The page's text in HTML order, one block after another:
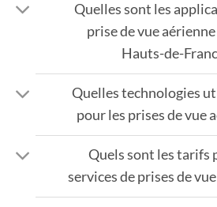
Quelles sont les
prise de vue
Hauts-de-
Quelles technologies
pour les prises de vue
Quels sont les tarifs
services de prises de